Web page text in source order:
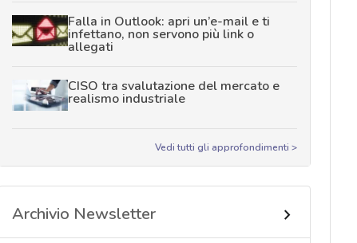
Falla in Outlook: apri un’e-mail e ti
infettano, non servono più link o
allegati
CISO tra svalutazione del mercato e
realismo industriale
Vedi tutti gli approfondimenti >
Archivio Newsletter